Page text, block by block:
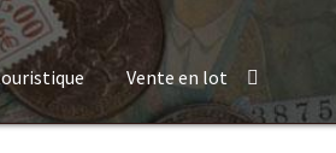
Vente en lot